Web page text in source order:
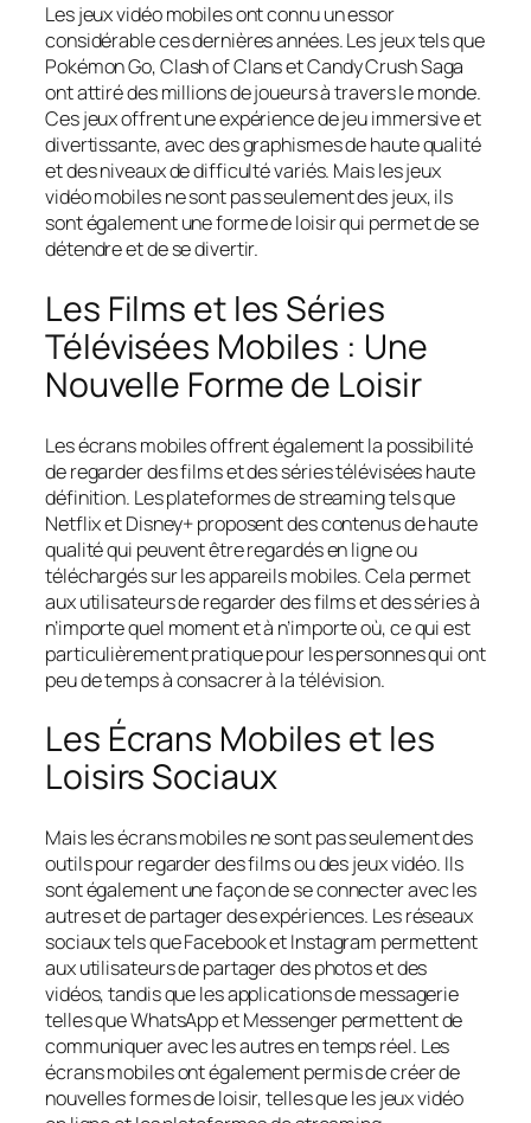
Les jeux vidéo mobiles ont connu un essor
considérable ces dernières années. Les jeux tels que
Pokémon Go, Clash of Clans et Candy Crush Saga
ont attiré des millions de joueurs à travers le monde.
Ces jeux offrent une expérience de jeu immersive et
divertissante, avec des graphismes de haute qualité
et des niveaux de difficulté variés. Mais les jeux
vidéo mobiles ne sont pas seulement des jeux, ils
sont également une forme de loisir qui permet de se
détendre et de se divertir.
Les Films et les Séries
Télévisées Mobiles : Une
Nouvelle Forme de Loisir
Les écrans mobiles offrent également la possibilité
de regarder des films et des séries télévisées haute
définition. Les plateformes de streaming tels que
Netflix et Disney+ proposent des contenus de haute
qualité qui peuvent être regardés en ligne ou
téléchargés sur les appareils mobiles. Cela permet
aux utilisateurs de regarder des films et des séries à
n’importe quel moment et à n’importe où, ce qui est
particulièrement pratique pour les personnes qui ont
peu de temps à consacrer à la télévision.
Les Écrans Mobiles et les
Loisirs Sociaux
Mais les écrans mobiles ne sont pas seulement des
outils pour regarder des films ou des jeux vidéo. Ils
sont également une façon de se connecter avec les
autres et de partager des expériences. Les réseaux
sociaux tels que Facebook et Instagram permettent
aux utilisateurs de partager des photos et des
vidéos, tandis que les applications de messagerie
telles que WhatsApp et Messenger permettent de
communiquer avec les autres en temps réel. Les
écrans mobiles ont également permis de créer de
nouvelles formes de loisir, telles que les jeux vidéo